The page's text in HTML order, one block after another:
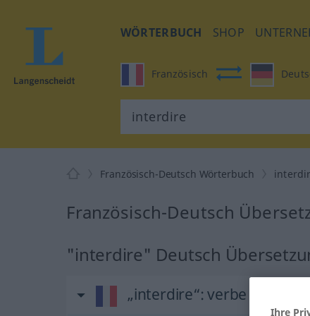
WÖRTERBUCH SHOP
Französisch
Französisch-Deutsch Wörterbuch
Französisch-Deutsch
"interdire" Deutsch
„interdire“: verbe transitif
Ihre